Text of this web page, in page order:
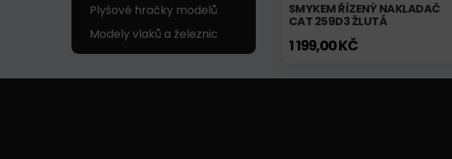
Plyšové hračky modelů
Modely vlaků a železnic
SMYKEM ŘÍZENÝ NAKLADAČ
CAT 259D3 ŽLUTÁ
1 199,00 KČ